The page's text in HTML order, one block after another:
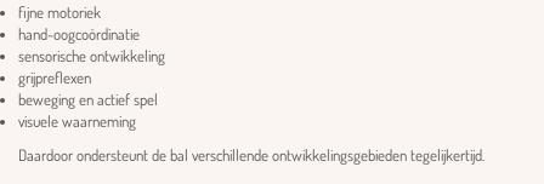
fijne motoriek
hand-oogcoördinatie
sensorische ontwikkeling
grijpreflexen
beweging en actief spel
visuele waarneming
Daardoor ondersteunt de bal verschillende ontwikkelingsgebieden tegelijkertijd.